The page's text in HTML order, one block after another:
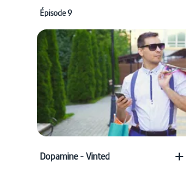
Épisode 9
Dopamine - Vinted